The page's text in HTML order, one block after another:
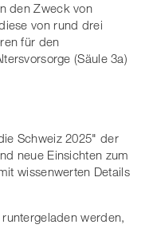
den Zweck von
von rund drei
für den
(Säule 3a)
Schweiz 2025" der
neue Einsichten zum
wissenwerten Details
werden,